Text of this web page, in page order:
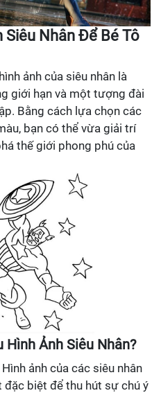
Siêu Nhân Để Bé Tô
ảnh của siêu nhân là
giới hạn và một tượng đài
Bằng cách lựa chọn các
bạn có thể vừa giải trí
thế giới phong phú của
Hình Ảnh Siêu Nhân?
Hình ảnh của các siêu nhân
biệt để thu hút sự chú ý